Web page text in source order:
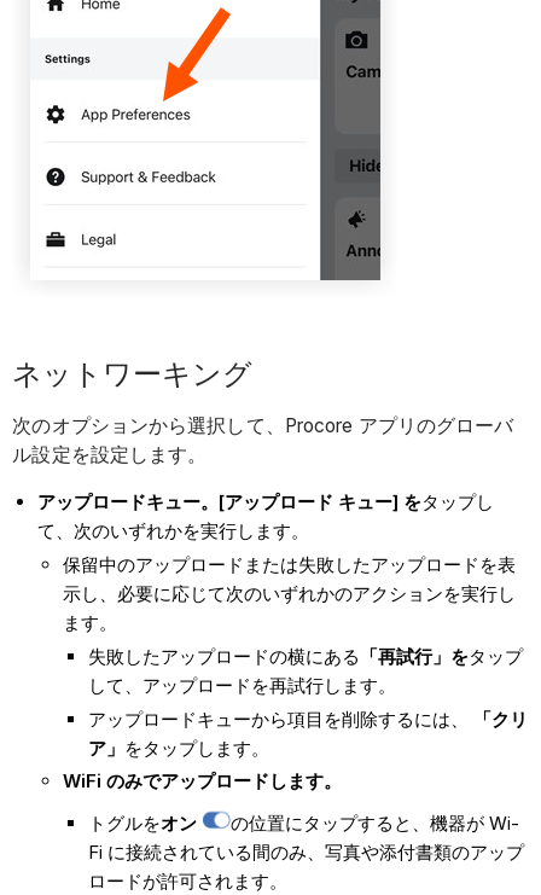
ネットワーキング
次のオプションから選択して、Procore アプリのグローバ
ル設定を設定します。
アップロードキュー。 [アップロード キュー] をタップし
て、次のいずれかを実行します。
保留中のアップロードまたは失敗したアップロードを表
示し、必要に応じて次のいずれかのアクションを実行し
ます。
失敗したアップロードの横にある 「再試行」をタップ
して、アップロードを再試行します。
アップロードキューから項目を削除するには、
「クリ
ア」 をタップします。
WiFi のみでアップロードします。
トグルをオン
の位置にタップすると、機器が Wi-
Fi に接続されている間のみ、写真や添付書類のアップ
ロードが許可されます。